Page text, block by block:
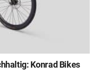
Konrad Bikes